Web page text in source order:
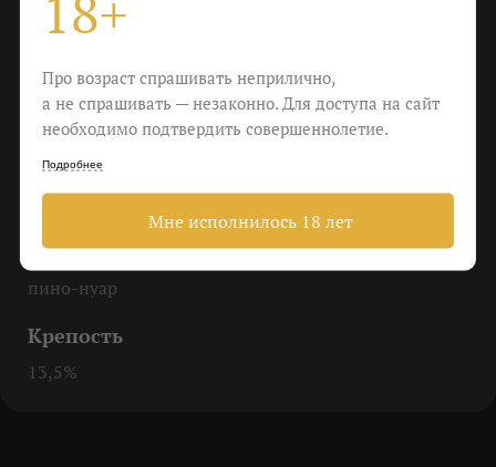
До 16-18 градусов
Еда
Утка, говядина, салат, камамбер
Пить
Когда хочется все бросить и уехать, но нельзя
Виноград
пино-нуар
Крепость
13,5%
Про возраст спрашивать неприлично,
а не спрашивать — незаконно. Для доступа на сайт
необходимо подтвердить совершеннолетие.
Подробнее
Мне исполнилось 18 лет